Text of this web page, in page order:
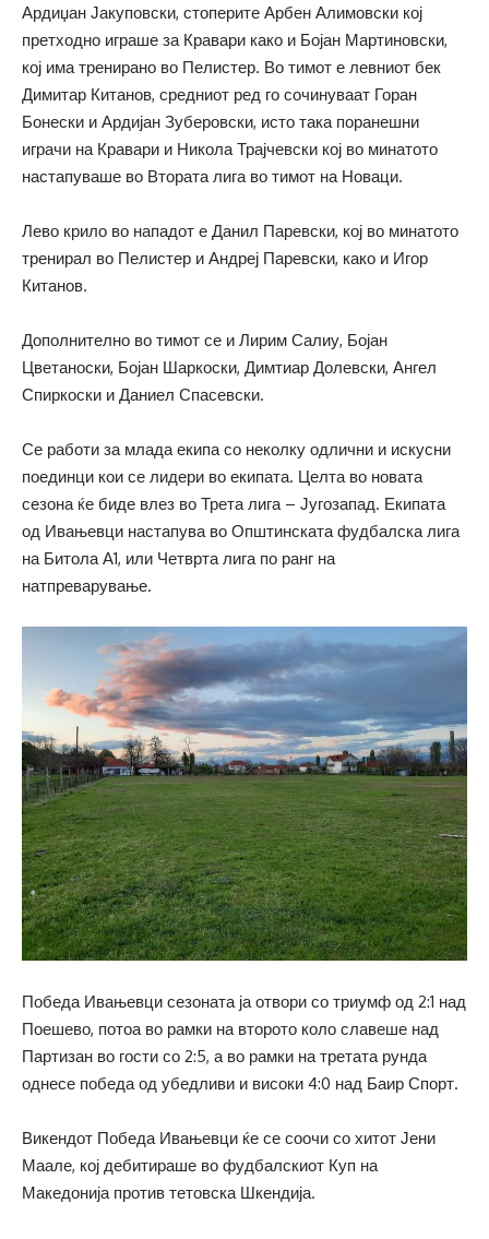
Ардиџан Јакуповски, стоперите Арбен Алимовски кој
претходно играше за Кравари како и Бојан Мартиновски,
кој има тренирано во Пелистер. Во тимот е левниот бек
Димитар Китанов, средниот ред го сочинуваат Горан
Бонески и Ардијан Зуберовски, исто така поранешни
играчи на Кравари и Никола Трајчевски кој во минатото
настапуваше во Втората лига во тимот на Новаци.
Лево крило во нападот е Данил Паревски, кој во минатото
тренирал во Пелистер и Андреј Паревски, како и Игор
Китанов.
Дополнително во тимот се и Лирим Салиу, Бојан
Цветаноски, Бојан Шаркоски, Димтиар Долевски, Ангел
Спиркоски и Даниел Спасевски.
Се работи за млада екипа со неколку одлични и искусни
поединци кои се лидери во екипата. Целта во новата
сезона ќе биде влез во Трета лига – Југозапад. Екипата
од Ивањевци настапува во Општинската фудбалска лига
на Битола А1, или Четврта лига по ранг на
натпреварување.
Победа Ивањевци сезоната ја отвори со триумф од 2:1 над
Поешево, потоа во рамки на второто коло славеше над
Партизан во гости со 2:5, а во рамки на третата рунда
однесе победа од убедливи и високи 4:0 над Баир Спорт.
Викендот Победа Ивањевци ќе се соочи со хитот Јени
Маале, кој дебитираше во фудбалскиот Куп на
Македонија против тетовска Шкендија.